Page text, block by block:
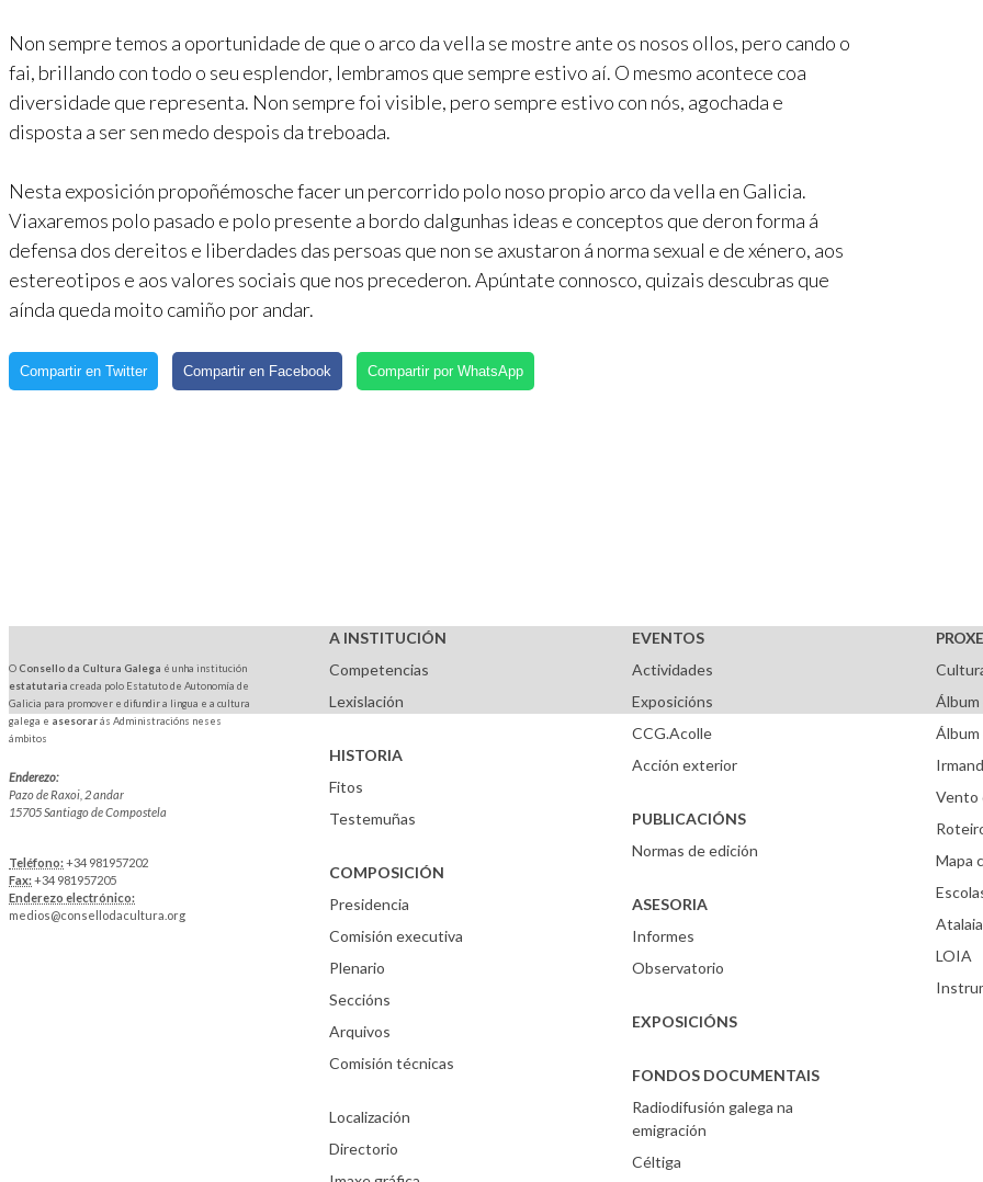
Non sempre temos a oportunidade de que o arco da vella se mostre ante os nosos ollos, pero cando o
fai, brillando con todo o seu esplendor, lembramos que sempre estivo aí. O mesmo acontece coa
diversidade que representa. Non sempre foi visible, pero sempre estivo con nós, agochada e
disposta a ser sen medo despois da treboada.
Nesta exposición propoñémosche facer un percorrido polo noso propio arco da vella en Galicia.
Viaxaremos polo pasado e polo presente a bordo dalgunhas ideas e conceptos que deron forma á
defensa dos dereitos e liberdades das persoas que non se axustaron á norma sexual e de xénero, aos
estereotipos e aos valores sociais que nos precederon. Apúntate connosco, quizais descubras que
aínda queda moito camiño por andar.
Compartir en Twitter Compartir en Facebook Compartir por WhatsApp
O Consello da Cultura Galega é unha institución
estatutaria creada polo Estatuto de Autonomía de
Galicia para promover e difundir a lingua e a cultura
galega e asesorarás Administracións neses
ámbitos
Enderezo:
Pazo de Raxoi, 2 andar
15705 Santiago de Compostela
Teléfono:+34 981957202
Fax:+34 981957205
Enderezo electrónico:
medios@consellodacultura.org
A INSTITUCIÓN
Competencias
Lexislación
HISTORIA
Fitos
Testemuñas
COMPOSICIÓN
Presidencia
Comisión executiva
Plenario
Seccións
Arquivos
Comisión técnicas
Localización
Directorio
EVENTOS
Actividades
Exposicións
CCG.Acolle
Acción exterior
PUBLICACIÓNS
Normas de edición
ASESORIA
Informes
Observatorio
EXPOSICIÓNS
FONDOS DOCUMENTAIS
Radiodifusión galega na
emigración
Céltiga
Álbum
Álbum
Vento
Mapa
Atalaia
LOIA